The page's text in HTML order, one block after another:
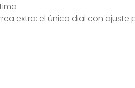
extra: el único dial con